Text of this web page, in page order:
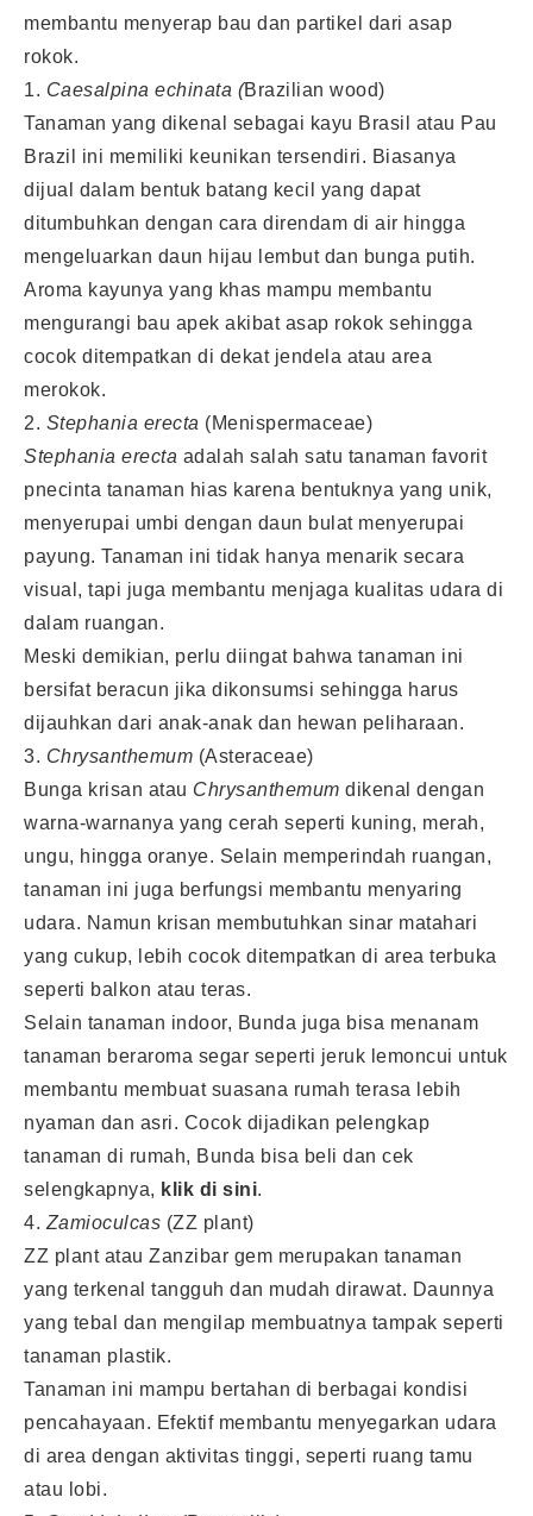
membantu menyerap bau dan partikel dari asap
rokok.
1. Caesalpina echinata (Brazilian wood)
Tanaman yang dikenal sebagai kayu Brasil atau Pau
Brazil ini memiliki keunikan tersendiri. Biasanya
dijual dalam bentuk batang kecil yang dapat
ditumbuhkan dengan cara direndam di air hingga
mengeluarkan daun hijau lembut dan bunga putih.
Aroma kayunya yang khas mampu membantu
mengurangi bau apek akibat asap rokok sehingga
cocok ditempatkan di dekat jendela atau area
merokok.
2. Stephania erecta (Menispermaceae)
Stephania erecta adalah salah satu tanaman favorit
pnecinta tanaman hias karena bentuknya yang unik,
menyerupai umbi dengan daun bulat menyerupai
payung. Tanaman ini tidak hanya menarik secara
visual, tapi juga membantu menjaga kualitas udara di
dalam ruangan.
Meski demikian, perlu diingat bahwa tanaman ini
bersifat beracun jika dikonsumsi sehingga harus
dijauhkan dari anak-anak dan hewan peliharaan.
3. Chrysanthemum (Asteraceae)
Bunga krisan atau Chrysanthemum dikenal dengan
warna-warnanya yang cerah seperti kuning, merah,
ungu, hingga oranye. Selain memperindah ruangan,
tanaman ini juga berfungsi membantu menyaring
udara. Namun krisan membutuhkan sinar matahari
yang cukup, lebih cocok ditempatkan di area terbuka
seperti balkon atau teras.
Selain tanaman indoor, Bunda juga bisa menanam
tanaman beraroma segar seperti jeruk lemoncui untuk
membantu membuat suasana rumah terasa lebih
nyaman dan asri. Cocok dijadikan pelengkap
tanaman di rumah, Bunda bisa beli dan cek
selengkapnya, klik di sini.
4. Zamioculcas (ZZ plant)
ZZ plant atau Zanzibar gem merupakan tanaman
yang terkenal tangguh dan mudah dirawat. Daunnya
yang tebal dan mengilap membuatnya tampak seperti
tanaman plastik.
Tanaman ini mampu bertahan di berbagai kondisi
pencahayaan. Efektif membantu menyegarkan udara
di area dengan aktivitas tinggi, seperti ruang tamu
atau lobi.